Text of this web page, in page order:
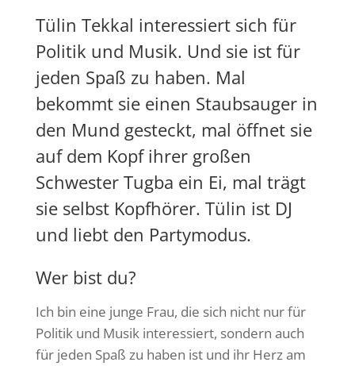
Tülin Tekkal interessiert sich für
Politik und Musik. Und sie ist für
jeden Spaß zu haben. Mal
bekommt sie einen Staubsauger in
den Mund gesteckt, mal öffnet sie
auf dem Kopf ihrer großen
Schwester Tugba ein Ei, mal trägt
sie selbst Kopfhörer. Tülin ist DJ
und liebt den Partymodus.
Wer bist du?
Ich bin eine junge Frau, die sich nicht nur für
Politik und Musik interessiert, sondern auch
für jeden Spaß zu haben ist und ihr Herz am